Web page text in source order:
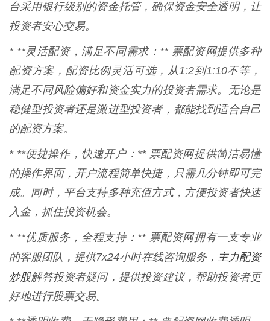
台采用银行级别的资金托管，确保资金安全透明，让
投资者安心交易。
* **灵活配资，满足不同需求：** 票配资网提供多种
配资方案，配资比例灵活可选，从1:2到1:10不等，
满足不同风险偏好和资金实力的投资者需求。无论是
稳健型投资者还是激进型投资者，都能找到适合自己
的配资方案。
* **便捷操作，快速开户：** 票配资网提供简洁易懂
的操作界面，开户流程简单快捷，只需几分钟即可完
成。同时，平台支持多种充值方式，方便投资者快速
入金，抓住投资机会。
* **优质服务，全程支持：** 票配资网拥有一支专业
的客服团队，提供7x24小时在线咨询服务， 主力配资
炒股解答投资者疑问，提供投资建议，帮助投资者更
好地进行股票交易。